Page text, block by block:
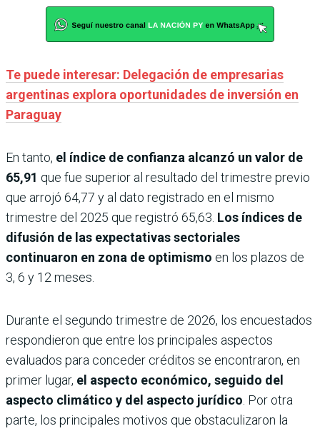
Te puede interesar: Delegación de empresarias
argentinas explora oportunidades de inversión en
Paraguay
En tanto, el índice de confianza alcanzó un valor de
65,91 que fue superior al resultado del trimestre previo
que arrojó 64,77 y al dato registrado en el mismo
trimestre del 2025 que registró 65,63. Los índices de
difusión de las expectativas sectoriales
continuaron en zona de optimismo en los plazos de
3, 6 y 12 meses.
Durante el segundo trimestre de 2026, los encuestados
respondieron que entre los principales aspectos
evaluados para conceder créditos se encontraron, en
primer lugar, el aspecto económico, seguido del
aspecto climático y del aspecto jurídico . Por otra
parte, los principales motivos que obstaculizaron la